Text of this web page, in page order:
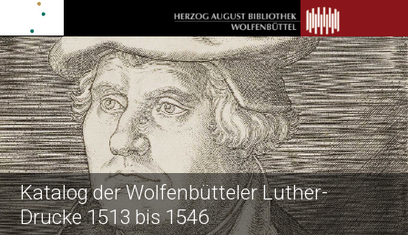
Katalog der Wolfenbütteler Luther-
Drucke 1513 bis 1546